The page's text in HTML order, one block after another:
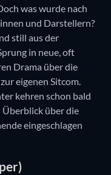
was wurde nach
und Darstellern?
still aus der
in neue, oft
Drama über die
eigenen Sitcom.
kehren schon bald
Überblick über die
eingeschlagen